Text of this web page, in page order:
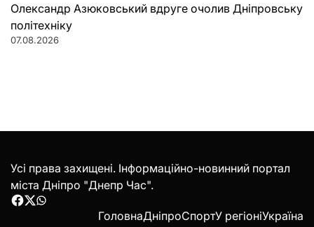
Олександр Азюковський вдруге очолив Дніпровську
політехніку
07.08.2026
Усі права захищені. Інформаційно-новинний портал
міста Дніпро "Днепр Час".
Facebook
Twitter
WhatsApp
ГоловнаДніпроСпортУ регіоніУкраїна